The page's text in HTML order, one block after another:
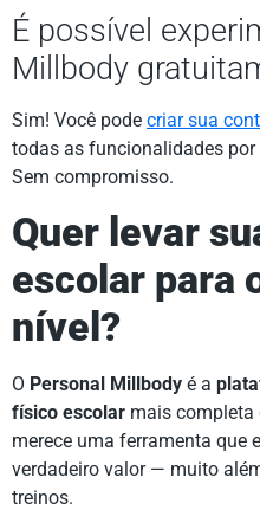
É possível
Millbody
Sim! Você pode criar sua
todas as funcionalidades
Sem compromisso.
Quer levar
escolar para
nível?
O Personal Millbody é a
físico escolar mais completa
merece uma ferramenta que
verdadeiro valor — muito
treinos.